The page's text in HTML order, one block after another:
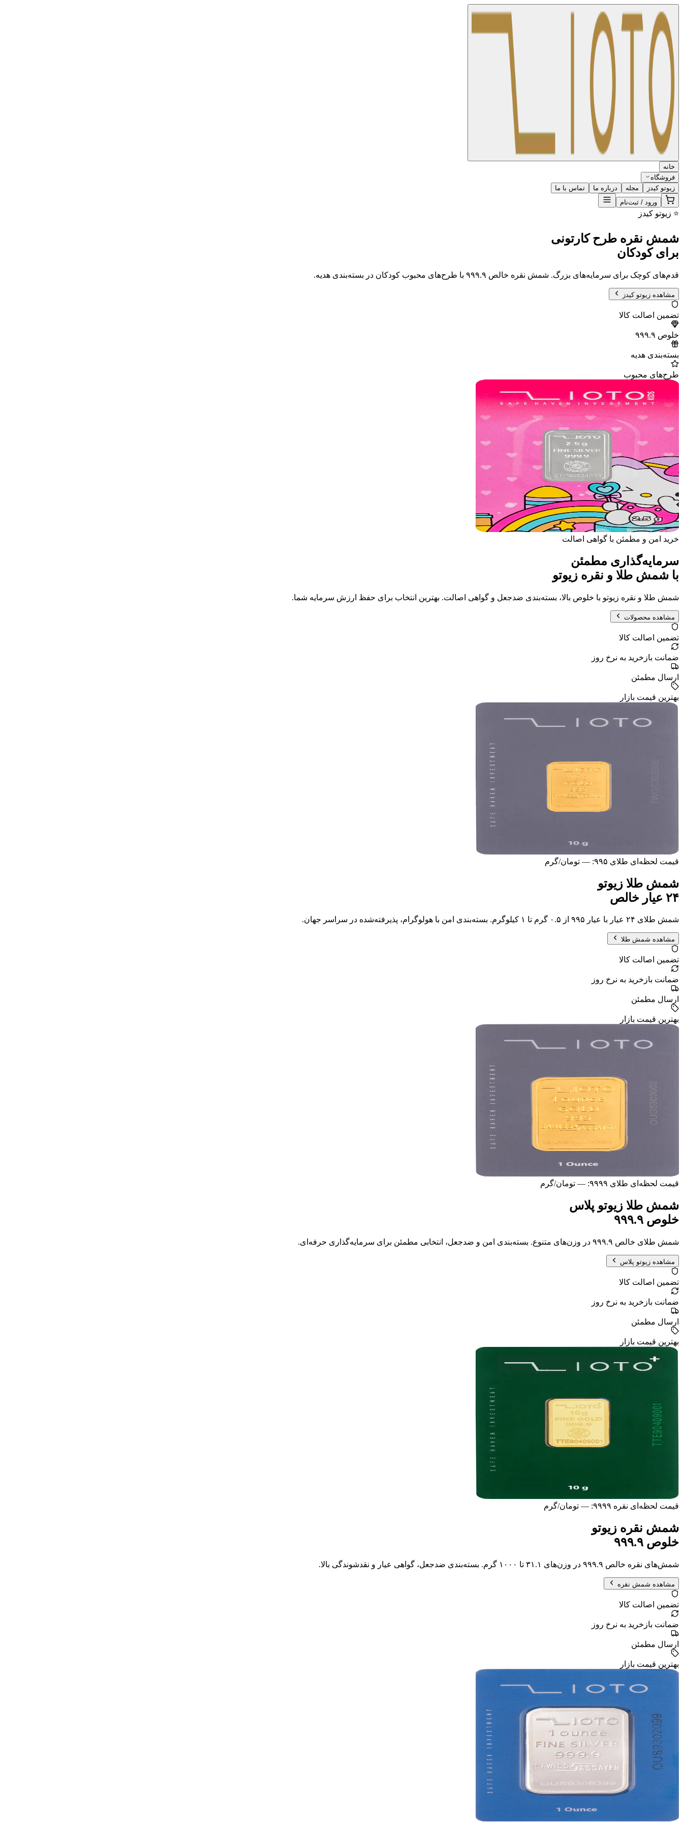
خانه
فروشگاه
زیوتو کیدز
مجله درباره ما
تماس با ما
ورود / ثبت‌نام
⭐ زیوتو کیدز
شمش نقره طرح کارتونی
برای کودکان
قدم‌های کوچک برای سرمایه‌های بزرگ. شمش نقره خالص ۹۹۹.۹ با طرح‌های محبوب کودکان در بسته‌بندی هدیه.
مشاهده زیوتو کیدز
تضمین اصالت کالا
خلوص ۹۹۹.۹
بسته‌بندی هدیه
طرح‌های محبوب
خرید امن و مطمئن با گواهی اصالت
سرمایه‌گذاری مطمئن
با شمش طلا و نقره زیوتو
شمش طلا و نقره زیوتو با خلوص بالا، بسته‌بندی ضد‌جعل و گواهی اصالت. بهترین انتخاب برای حفظ ارزش سرمایه شما.
مشاهده محصولات
تضمین اصالت کالا
ضمانت بازخرید به نرخ روز
ارسال مطمئن
بهترین قیمت بازار
قیمت لحظه‌ای طلای ۹۹۵: — تومان/گرم
شمش طلا زیوتو
۲۴ عیار خالص
شمش طلای ۲۴ عیار با عیار ۹۹۵ از ۰.۵ گرم تا ۱ کیلوگرم. بسته‌بندی امن با هولوگرام، پذیرفته‌شده در سراسر جهان.
مشاهده شمش طلا
تضمین اصالت کالا
ضمانت بازخرید به نرخ روز
ارسال مطمئن
بهترین قیمت بازار
قیمت لحظه‌ای طلای ۹۹۹۹: — تومان/گرم
شمش طلا زیوتو پلاس
خلوص ۹۹۹.۹
شمش طلای خالص ۹۹۹.۹ در وزن‌های متنوع. بسته‌بندی امن و ضد‌جعل، انتخابی مطمئن برای سرمایه‌گذاری حرفه‌ای.
مشاهده زیوتو پلاس
تضمین اصالت کالا
ضمانت بازخرید به نرخ روز
ارسال مطمئن
بهترین قیمت بازار
قیمت لحظه‌ای نقره ۹۹۹۹: — تومان/گرم
شمش نقره زیوتو
خلوص ۹۹۹.۹
شمش‌های نقره خالص ۹۹۹.۹ در وزن‌های ۳۱.۱ تا ۱۰۰۰ گرم. بسته‌بندی ضد‌جعل، گواهی عیار و نقدشوندگی بالا.
مشاهده شمش نقره
تضمین اصالت کالا
ضمانت بازخرید به نرخ روز
ارسال مطمئن
بهترین قیمت بازار